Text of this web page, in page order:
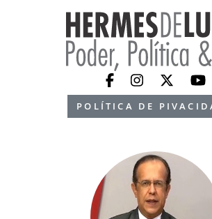
POLÍTICA DE